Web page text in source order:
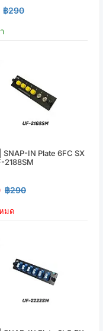
฿290
SNAP-IN Plate 6FC SX
2188SM
฿290
มด